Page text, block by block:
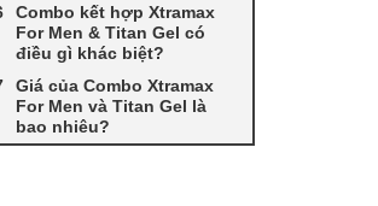
Combo kết hợp Xtramax
For Men & Titan Gel có
điều gì khác biệt?
Giá của Combo Xtramax
For Men và Titan Gel là
bao nhiêu?